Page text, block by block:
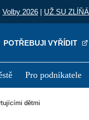
Volby 2026 | UŽ SU
POTŘEBUJI VYŘÍDIT
Pro podnikatele
dětmi